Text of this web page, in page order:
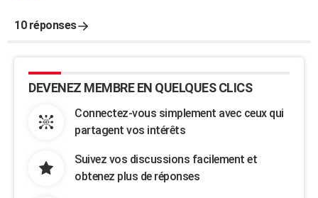
10 réponses
DEVENEZ MEMBRE EN QUELQUES CLICS
Connectez-vous simplement avec ceux qui
partagent vos intérêts
Suivez vos discussions facilement et
obtenez plus de réponses